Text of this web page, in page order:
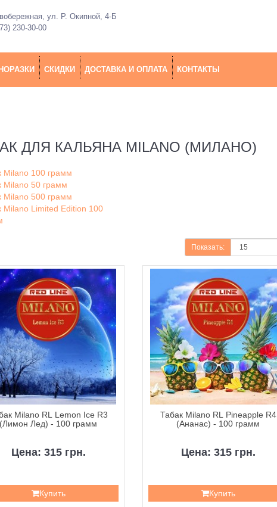
ул. Р. Окипной, 4-Б
230-30-00
СКИДКИ ДОСТАВКА И ОПЛАТА КОНТАКТЫ
ДЛЯ КАЛЬЯНА MILANO (МИЛАНО)
Milano 100 грамм
Milano 50 грамм
Milano 500 грамм
Milano Limited Edition 100
Показать:
Milano RL Lemon Ice R3
(Лимон Лед) - 100 грамм
Цена: 315 грн.
Купить
Табак Milano RL Pineapple R4
(Ананас) - 100 грамм
Цена: 315 грн.
Купить